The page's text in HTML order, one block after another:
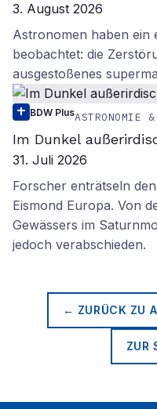
3. August 2026
Astronomen haben ein
beobachtet: die
ausgestoßenes
BDW PlusASTRONOMIE
Im Dunkel
31. Juli 2026
Forscher enträtseln
Eismond Europa. Von
Gewässers im
jedoch verabschieden.
← ZURÜCK ZU
ZUR